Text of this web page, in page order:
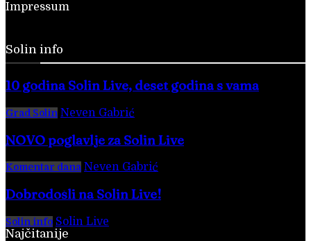
Impressum
Solin info
10 godina Solin Live, deset godina s vama
Grad Solin Neven Gabrić
NOVO poglavlje za Solin Live
Komentar dana Neven Gabrić
Dobrodošli na Solin Live!
Solin info Solin Live
Najčitanije